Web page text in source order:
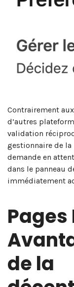
Contrairement
d’autres
validation
gestionnaire de
demande en
dans le panneau
immédiatement
Pages
de la